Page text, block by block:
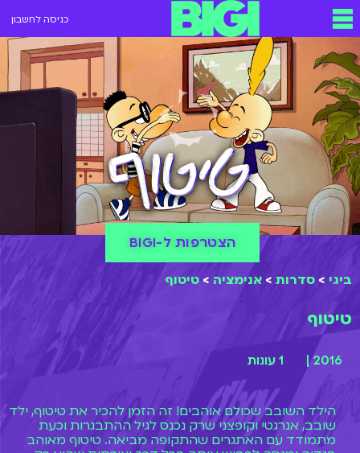
כניסה לחשבון
ביגי > סדרות > אנימציה > טיטוף
טיטוף
2016 | 1 עונות
הילד השובב שכולם אוהבים! זה הזמן להכיר את טיטוף, ילד
שובב, אנרגטי וקופצני שרק נכנס לגיל ההתבגרות וכעת
מתמודד עם האתגרים שהתקופה מביאה. טיטוף מאוהב
הצטרפות ל-BIGI